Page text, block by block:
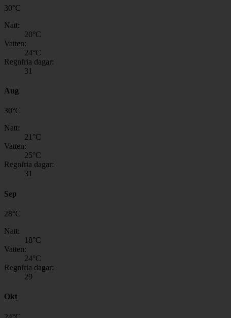
30°C
Natt:
20°C
Vatten:
24°C
Regnfria dagar:
31
Aug
30°C
Natt:
21°C
Vatten:
25°C
Regnfria dagar:
31
Sep
28°C
Natt:
18°C
Vatten:
24°C
Regnfria dagar:
29
Okt